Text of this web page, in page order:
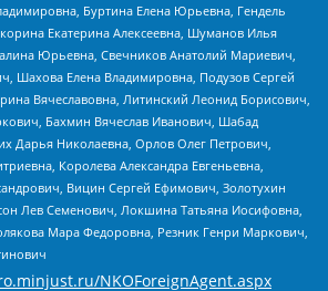
Буртина Елена Юрьевна, Гендель
Екатерина Алексеевна, Шуманов Илья
Юрьевна, Свечников Анатолий Мариевич,
Шахова Елена Владимировна, Подузов Сергей
Вячеславовна, Литинский Леонид Борисович,
Бахмин Вячеслав Иванович, Шабад
Дарья Николаевна, Орлов Олег Петрович,
Королева Александра Евгеньевна,
Вицин Сергей Ефимович, Золотухин
Лев Семенович, Локшина Татьяна Иосифовна,
Мара Федоровна, Резник Генри Маркович,
NKOForeignAgent.aspx